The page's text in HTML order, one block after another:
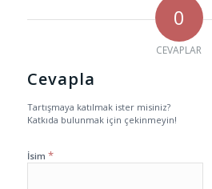
0
CEVAPLAR
Cevapla
Tartışmaya katılmak ister misiniz?
Katkıda bulunmak için çekinmeyin!
İsim *